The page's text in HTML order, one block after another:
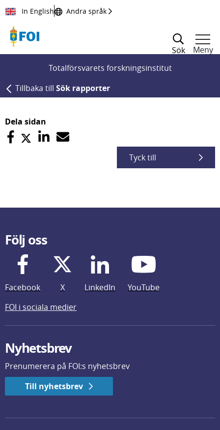
Till innehållet
In English Andra språk
Sök
Meny
Totalförsvarets forskningsinstitut
Tillbaka till Sök rapporter
Dela sidan
Tyck till
Följ oss
Facebook X LinkedIn
YouTube
FOI i sociala medier
Nyhetsbrev
Prenumerera på FOI:s nyhetsbrev
Till nyhetsbrev